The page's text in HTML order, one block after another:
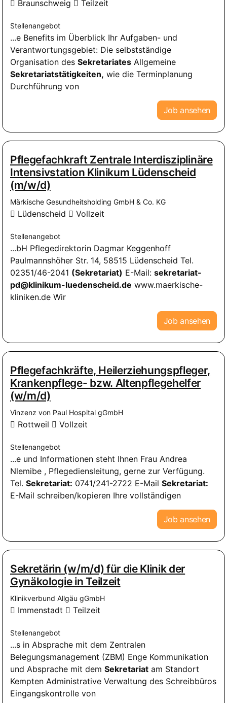
Braunschweig Teilzeit
Stellenangebot
...e Benefits im Überblick Ihr Aufgaben- und
Verantwortungsgebiet: Die selbstständige
Organisation des Sekretariates Allgemeine
Sekretariatstätigkeiten, wie die Terminplanung
Durchführung von
Job ansehen
Pflegefachkraft Zentrale Interdisziplinäre
Intensivstation Klinikum Lüdenscheid
(m/w/d)
Märkische Gesundheitsholding GmbH & Co. KG
Lüdenscheid Vollzeit
Stellenangebot
...bH Pflegedirektorin Dagmar Keggenhoff
Paulmannshöher Str. 14, 58515 Lüdenscheid Tel.
02351/46-2041 (Sekretariat) E-Mail: sekretariat-
pd@klinikum-luedenscheid.de www.maerkische-
kliniken.de Wir
Job ansehen
Pflegefachkräfte, Heilerziehungspfleger,
Krankenpflege- bzw. Altenpflegehelfer
(w/m/d)
Vinzenz von Paul Hospital gGmbH
Rottweil Vollzeit
Stellenangebot
...e und Informationen steht Ihnen Frau Andrea
Nlemibe , Pflegediensleitung, gerne zur Verfügung.
Tel. Sekretariat: 0741/241-2722 E-Mail Sekretariat:
E-Mail schreiben/kopieren Ihre vollständigen
Job ansehen
Sekretärin (w/m/d) für die Klinik der
Gynäkologie in Teilzeit
Klinikverbund Allgäu gGmbH
Immenstadt Teilzeit
Stellenangebot
...s in Absprache mit dem Zentralen
Belegungsmanagement (ZBM) Enge Kommunikation
und Absprache mit dem Sekretariat am Standort
Kempten Administrative Verwaltung des Schreibbüros
Eingangskontrolle von